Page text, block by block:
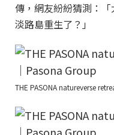
傳，網友紛紛猜測：
淡路島重生了？」
THE PASONA natureverse